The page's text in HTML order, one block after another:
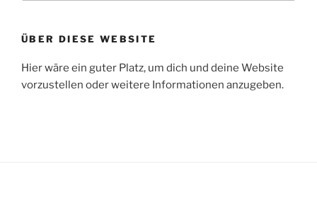
ÜBER DIESE WEBSITE
Hier wäre ein guter Platz, um dich und deine Website
vorzustellen oder weitere Informationen anzugeben.